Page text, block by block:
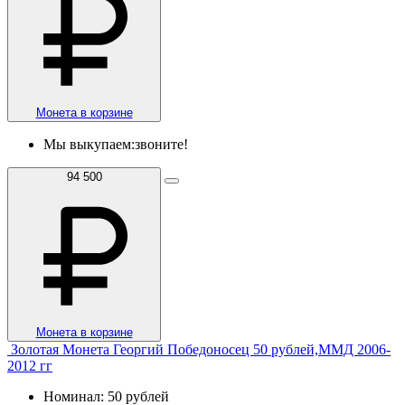
Монета в корзине
Мы выкупаем:звоните!
94 500
Монета в корзине
Золотая Монета Георгий Победоносец 50 рублей,ММД 2006-
2012 гг
Номинал: 50 рублей